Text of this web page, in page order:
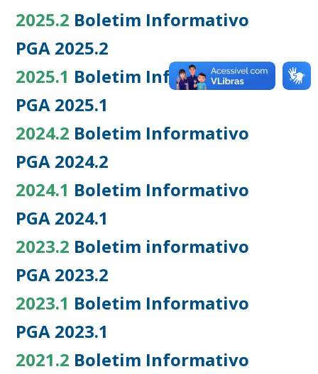
2025.2 Boletim Informativo
PGA 2025.2
2025.1 Boletim Informativo
PGA 2025.1
2024.2 Boletim Informativo
PGA 2024.2
2024.1 Boletim Informativo
PGA 2024.1
2023.2 Boletim informativo
PGA 2023.2
2023.1 Boletim Informativo
PGA 2023.1
2021.2 Boletim Informativo